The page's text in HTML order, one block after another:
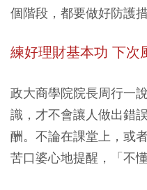
個階段，都要做好防護
練好理財基本功 下次
政大商學院院長周行一
識，才不會讓人做出錯
酬。不論在課堂上，或
苦口婆心地提醒，「不